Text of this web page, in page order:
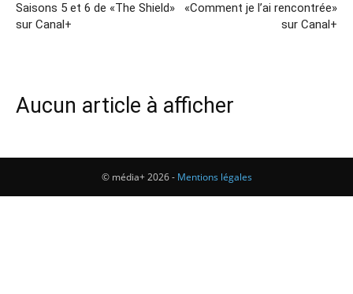
Saisons 5 et 6 de «The Shield»
sur Canal+
«Comment je l’ai rencontrée»
sur Canal+
Aucun article à afficher
© média+ 2026 - Mentions légales